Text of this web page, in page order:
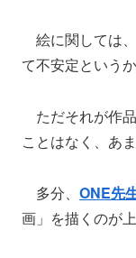
絵に関しては
て不安定という
ただそれが作
ことはなく、あ
多分、 ONE先
画」を描くのが